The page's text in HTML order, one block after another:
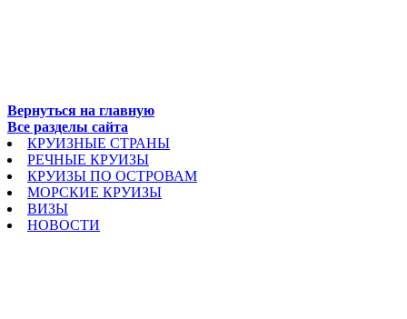
Вернуться на главную
Все разделы сайта
КРУИЗНЫЕ СТРАНЫ
РЕЧНЫЕ КРУИЗЫ
КРУИЗЫ ПО ОСТРОВАМ
МОРСКИЕ КРУИЗЫ
ВИЗЫ
НОВОСТИ